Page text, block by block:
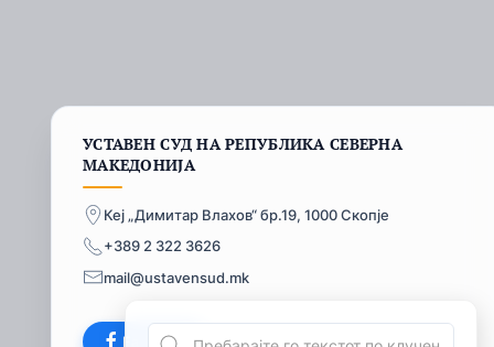
УСТАВЕН СУД НА РЕПУБЛИКА СЕВЕРНА
МАКЕДОНИЈА
Кеј „Димитар Влахов“ бр.19, 1000 Скопје
+389 2 322 3626
mail@ustavensud.mk
Facebook